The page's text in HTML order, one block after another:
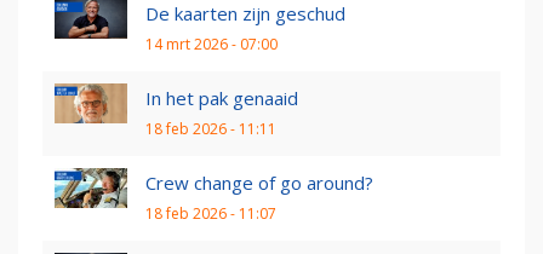
De kaarten zijn geschud
14 mrt 2026 - 07:00
In het pak genaaid
18 feb 2026 - 11:11
Crew change of go around?
18 feb 2026 - 11:07